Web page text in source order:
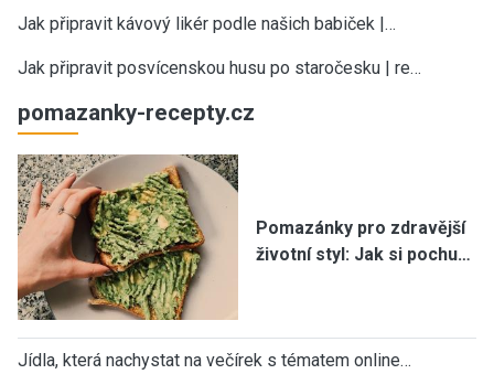
Jak připravit kávový likér podle našich babiček |…
Jak připravit posvícenskou husu po staročesku | re…
pomazanky-recepty.cz
Pomazánky pro zdravější
životní styl: Jak si pochu…
Jídla, která nachystat na večírek s tématem online…